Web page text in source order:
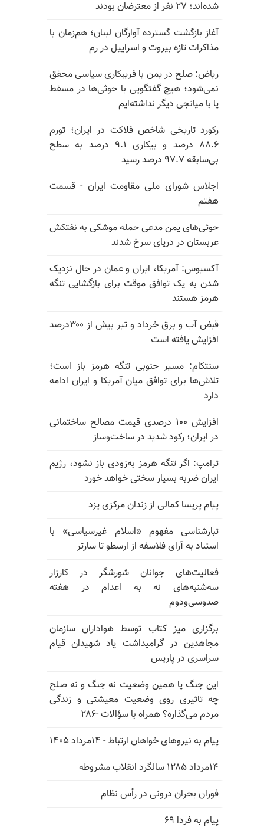
شده‌اند؛ ۲۷ نفر از معترضان بودند
آغاز بازگشت گسترده آوارگان لبنان؛ هم‌زمان با
مذاکرات تازه بیروت و اسراییل در رم
ریاض: صلح در یمن با فریبکاری سیاسی محقق
نمی‌شود؛ هیچ گفتگویی با حوثی‌ها در مسقط
یا با میانجی دیگر نداشته‌ایم
رکورد تاریخی شاخص فلاکت در ایران؛ تورم
۸۸.۶ درصد و بیکاری ۹.۱ درصد به سطح
بی‌سابقه ۹۷.۷ درصد رسید
اجلاس شورای ملی مقاومت ایران - قسمت
هفتم
حوثی‌های یمن مدعی حمله موشکی به نفتکش
عربستان در دریای سرخ شدند
آکسیوس: آمریکا، ایران و عمان در حال نزدیک
شدن به یک توافق موقت برای بازگشایی تنگه
هرمز هستند
قبض آب و برق خرداد و تیر بیش از ۳۰۰درصد
افزایش یافته است
سنتکام: مسیر جنوبی تنگه هرمز باز است؛
تلاش‌ها برای توافق میان آمریکا و ایران ادامه
دارد
افزایش ۱۰۰ درصدی قیمت مصالح ساختمانی
در ایران؛ رکود شدید در ساخت‌وساز
ترامپ: اگر تنگه هرمز به‌زودی باز نشود، رژیم
ایران ضربه بسیار سختی خواهد خورد
پیام پریسا کمالی از زندان مرکزی یزد
تبارشناسی مفهوم «اسلام غیرسیاسی» با
استناد به آرای فلاسفه از ارسطو تا سارتر
فعالیت‌های جوانان شورشگر در کارزار
سه‌شنبه‌های نه به اعدام در هفته
صدوسی‌و‌دوم
برگزاری میز کتاب توسط هواداران سازمان
مجاهدین در گرامیداشت یاد شهیدان قیام
سراسری در پاریس
این جنگ یا همین وضعیت نه جنگ و نه صلح
چه تاثیری روی وضعیت معیشتی و زندگی
مردم می‌گذاره؟ همراه با سؤالات -۲۸۶
پیام به نیروهای خواهان ارتباط - ۱۴مرداد ۱۴۰۵
۱۴مرداد ۱۲۸۵ سالگرد انقلاب مشروطه
فوران بحران درونی در رأس نظام
پیام به فردا ۶۹